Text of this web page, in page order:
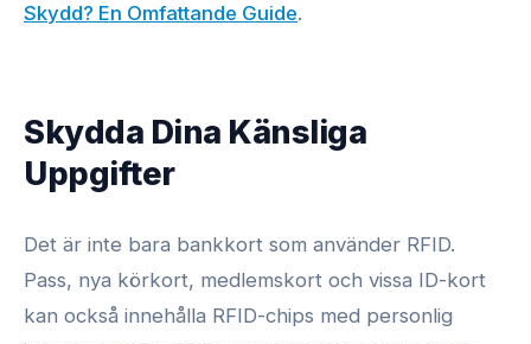
Skydd? En Omfattande Guide.
Skydda Dina Känsliga
Uppgifter
Det är inte bara bankkort som använder RFID.
Pass, nya körkort, medlemskort och vissa ID-kort
kan också innehålla RFID-chips med personlig